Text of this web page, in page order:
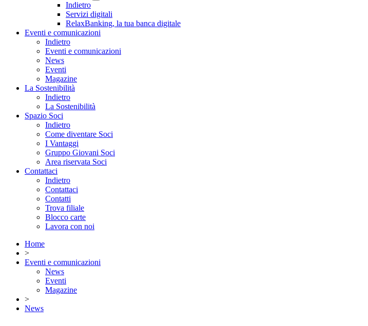
Indietro
Servizi digitali
RelaxBanking, la tua banca digitale
Eventi e comunicazioni
Indietro
Eventi e comunicazioni
News
Eventi
Magazine
La Sostenibilità
Indietro
La Sostenibilità
Spazio Soci
Indietro
Come diventare Soci
I Vantaggi
Gruppo Giovani Soci
Area riservata Soci
Contattaci
Indietro
Contattaci
Contatti
Trova filiale
Blocco carte
Lavora con noi
Home
>
Eventi e comunicazioni
News
Eventi
Magazine
>
News